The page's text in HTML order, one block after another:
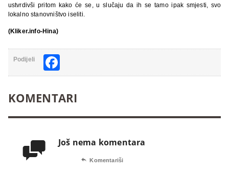
ustvrdivši pritom kako će se, u slučaju da ih se tamo ipak smjesti, svo
lokalno stanovništvo iseliti.
(Kliker.info-Hina)
Podijeli
KOMENTARI
 Još nema komentara
 Komentariši